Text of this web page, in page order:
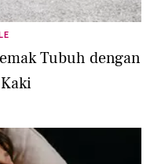
Tubuh dengan